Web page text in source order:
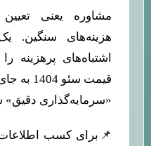
مشاوره یعنی
هزینه‌های سنگین.
اشتباه‌های
قیمت
«سرمایه‌گذاری دقیق»
📌برای کسب اطلاعات